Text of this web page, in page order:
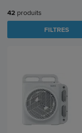
42 produits
FILTRES